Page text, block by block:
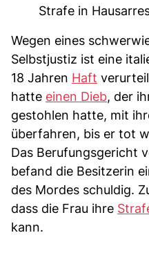
Strafe in
Wegen eines
Selbstjustiz ist eine
18 Jahren Haft
hatte einen Dieb, der
gestohlen hatte, mit
überfahren, bis er tot
Das Berufungsgericht
befand die Besitzerin
des Mordes schuldig.
dass die Frau ihre
kann.